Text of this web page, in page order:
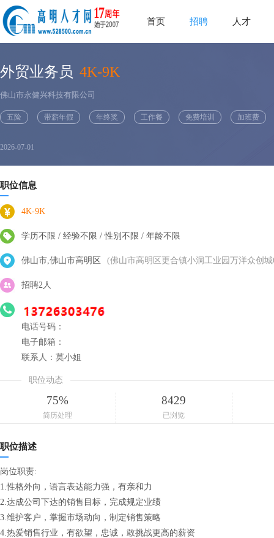
首页 招聘 人才
外贸业务员 4K-9K
佛山市永健兴科技有限公司
五险 带薪年假 年终奖 工作餐 免费培训 加班费
2026-07-01
职位信息
4K-9K
学历不限 / 经验不限 / 性别不限 / 年龄不限
佛山市,佛山市高明区 (佛山市高明区更合镇小洞工业园万洋众创城
招聘2人
电话号码：
电子邮箱：
联系人：莫小姐
职位动态
75%
简历处理
8429
已浏览
职位描述
岗位职责:
1.性格外向，语言表达能力强，有亲和力
2.达成公司下达的销售目标，完成规定业绩
3.维护客户，掌握市场动向，制定销售策略
4.热爱销售行业，有欲望，忠诚，敢挑战更高的薪资